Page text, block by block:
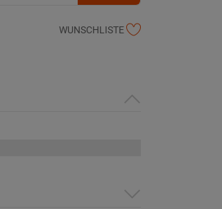
WUNSCHLISTE